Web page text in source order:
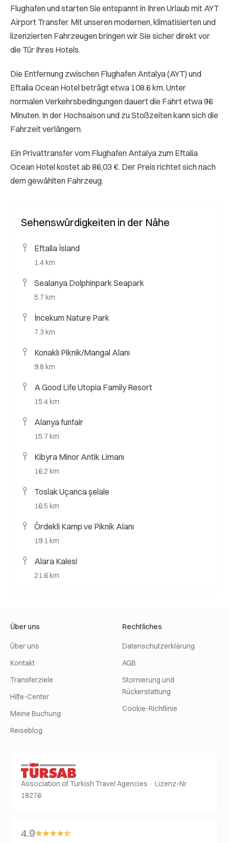
Flughafen und starten Sie entspannt in Ihren Urlaub mit AYT
Airport Transfer. Mit unseren modernen, klimatisierten und
lizenzierten Fahrzeugen bringen wir Sie sicher direkt vor
die Tür Ihres Hotels.
Die Entfernung zwischen Flughafen Antalya (AYT) und
Eftalia Ocean Hotel beträgt etwa 108.6 km. Unter
normalen Verkehrsbedingungen dauert die Fahrt etwa 96
Minuten. In der Hochsaison und zu Stoßzeiten kann sich die
Fahrzeit verlängern.
Ein Privattransfer vom Flughafen Antalya zum Eftalia
Ocean Hotel kostet ab 86,03 €. Der Preis richtet sich nach
dem gewählten Fahrzeug.
Sehenswürdigkeiten in der Nähe
Eftalia İsland
1.4 km
Sealanya Dolphinpark Seapark
5.7 km
İncekum Nature Park
7.3 km
Konaklı Piknik/Mangal Alanı
9.8 km
A Good Life Utopia Family Resort
15.4 km
Alanya funfair
15.7 km
Kibyra Minor Antik Limanı
16.2 km
Toslak Uçanca şelale
16.5 km
Ördekli Kamp ve Piknik Alanı
19.1 km
Alara Kalesi
21.6 km
Über uns
Über uns
Kontakt
Transferziele
Hilfe-Center
Meine Buchung
Reiseblog
Rechtliches
Datenschutzerklärung
AGB
Stornierung und
Rückerstattung
Cookie-Richtlinie
Association of Turkish Travel Agencies · Lizenz-Nr.
18276
4.9